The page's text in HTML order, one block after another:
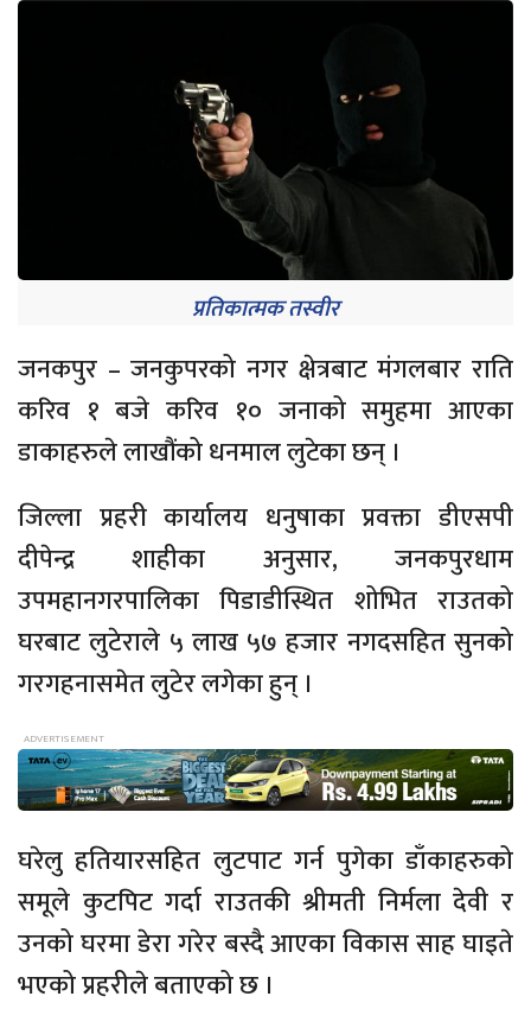
प्रतिकात्मक तस्वीर
जनकपुर – जनकुपरको नगर क्षेत्रबाट मंगलबार राति
करिव १ बजे करिव १० जनाको समुहमा आएका
डाकाहरुले लाखौंको धनमाल लुटेका छन् ।
जिल्ला प्रहरी कार्यालय धनुषाका प्रवक्ता डीएसपी
दीपेन्द्र शाहीका अनुसार, जनकपुरधाम
उपमहानगरपालिका पिडाडीस्थित शोभित राउतको
घरबाट लुटेराले ५ लाख ५७ हजार नगदसहित सुनको
गरगहनासमेत लुटेर लगेका हुन् ।
घरेलु हतियारसहित लुटपाट गर्न पुगेका डाँकाहरुको
समूले कुटपिट गर्दा राउतकी श्रीमती निर्मला देवी र
उनको घरमा डेरा गरेर बस्दै आएका विकास साह घाइते
भएको प्रहरीले बताएको छ ।